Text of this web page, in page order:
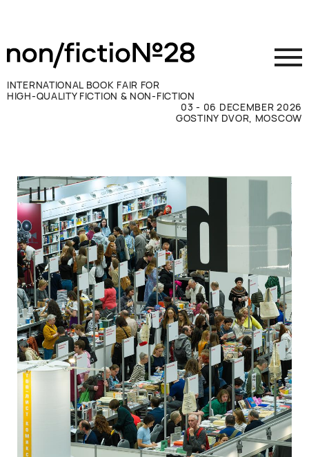
INTERNATIONAL BOOK FAIR FOR
HIGH-QUALITY FICTION & NON-FICTION
03 - 06 DECEMBER 2026
GOSTINY DVOR, MOSCOW
访客须知
新闻媒体
联系方式
ВКОНТАКТЕ TELEGRAM
RUSSIAN ENGLISH CHINESE